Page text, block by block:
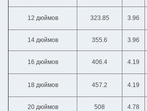
12 дюймов 323.85 3.96
14 дюймов 355.6 3.96
16 дюймов 406.4 4.19
18 дюймов 457.2 4.19
20 дюймов 508 4.78